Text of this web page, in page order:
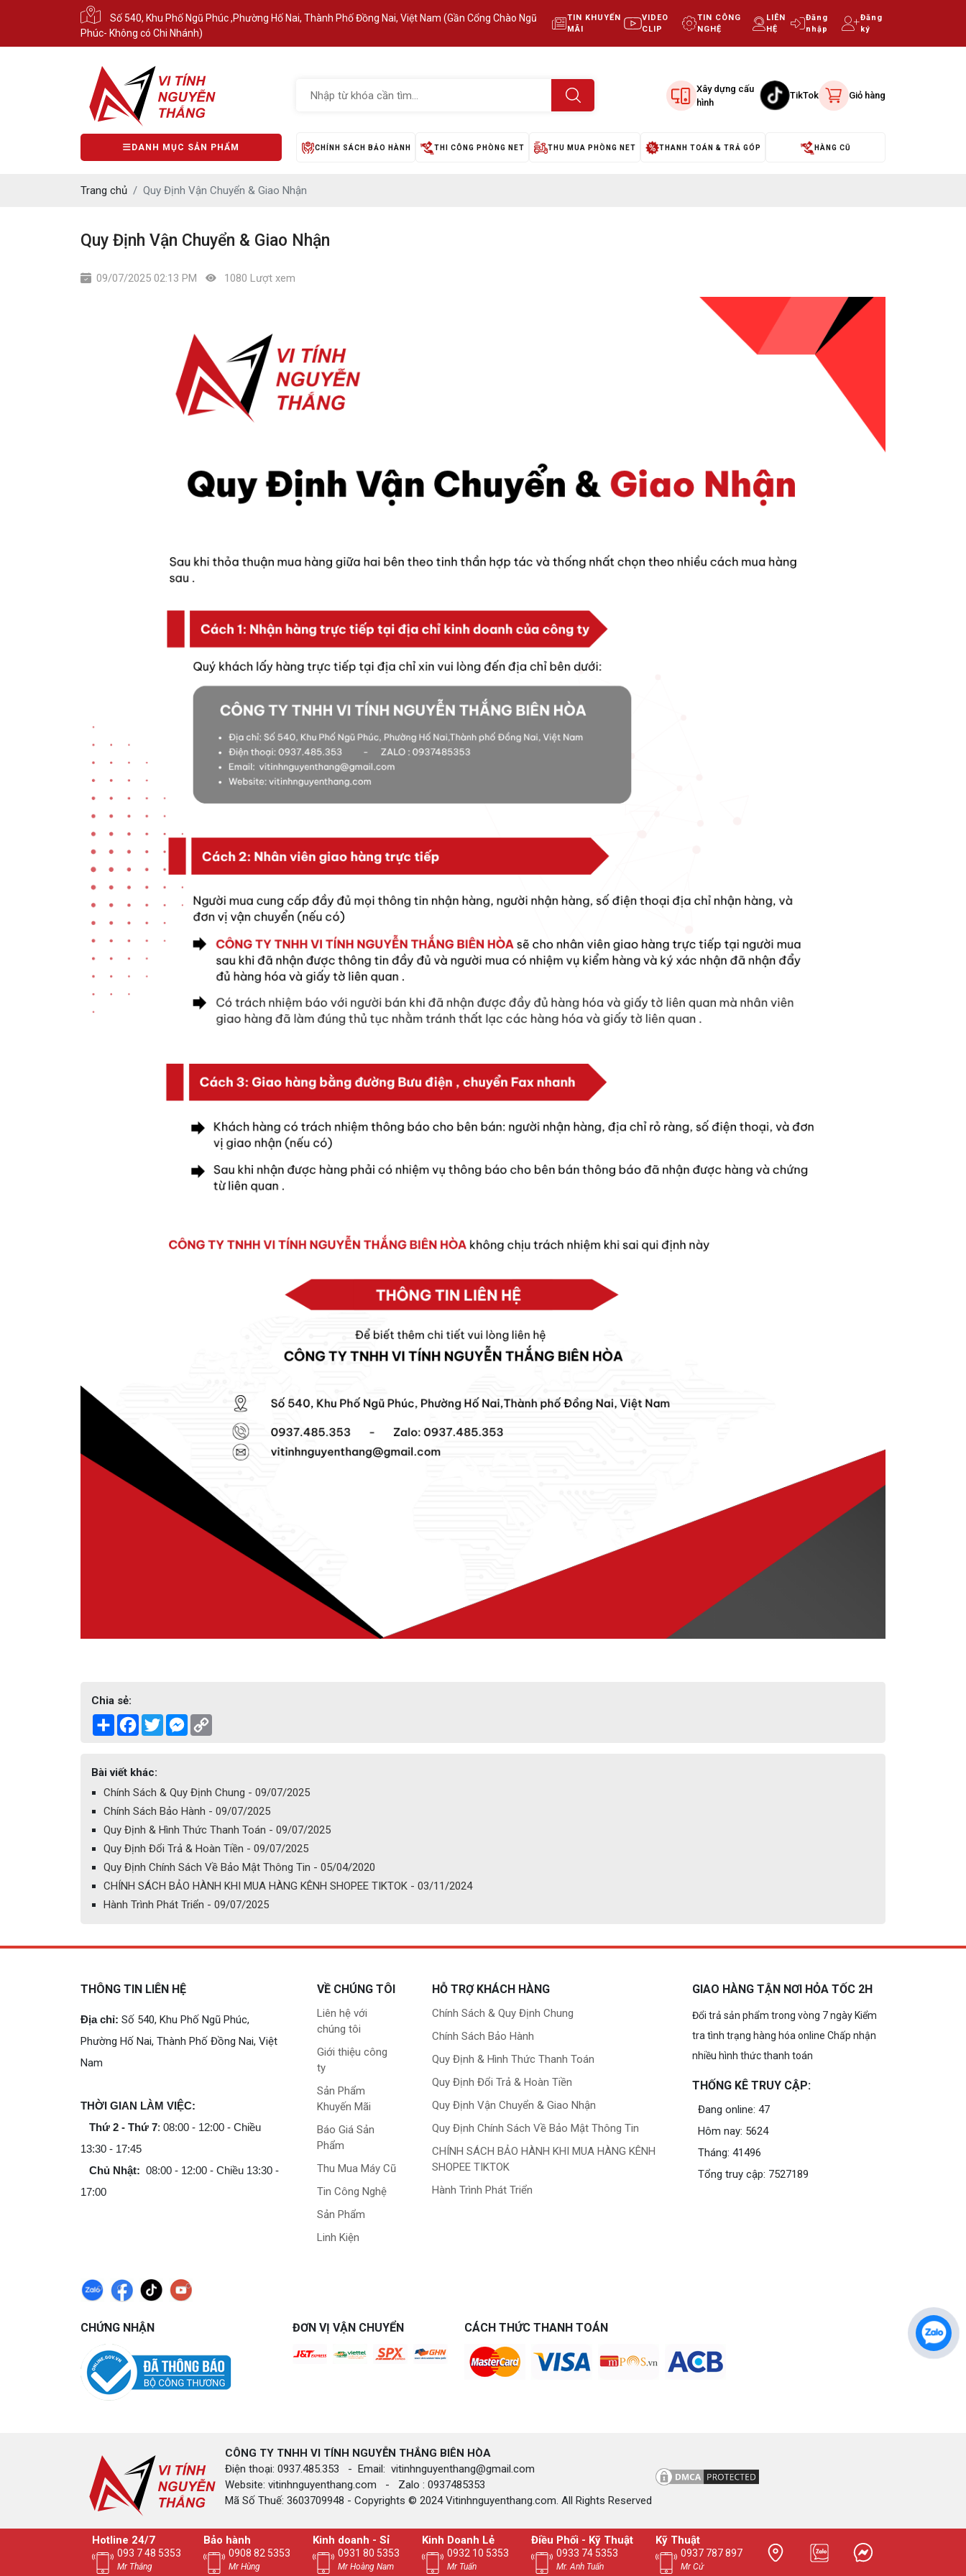
Số 540, Khu Phố Ngũ Phúc ,Phường Hố Nai, Thành Phố Đồng Nai, Việt Nam (Gần Cổng Chào Ngũ
Phúc- Không có Chi Nhánh)
TIN KHUYẾN
MÃI
VIDEO
CLIP
TIN CÔNG
NGHỆ
LIÊN
HỆ
Đăng
nhập
Đăng
ký
Xây dựng cấu
hình
TikTok Giỏ hàng
DANH MỤC SẢN PHẨM CHÍNH SÁCH BẢO HÀNH THI CÔNG PHÒNG NET THU MUA PHÒNG NET THANH TOÁN & TRẢ GÓP HÀNG CŨ
Trang chủ Quy Định Vận Chuyển & Giao Nhận
Quy Định Vận Chuyển & Giao Nhận
09/07/2025 02:13 PM 1080 Lượt xem
Chia sẻ:
Share Facebook
TwitterMessenger
Bài viết khác:
Chính Sách & Quy Định Chung - 09/07/2025
Chính Sách Bảo Hành - 09/07/2025
Quy Định & Hình Thức Thanh Toán - 09/07/2025
Quy Định Đổi Trả & Hoàn Tiền - 09/07/2025
Quy Định Chính Sách Về Bảo Mật Thông Tin - 05/04/2020
CHÍNH SÁCH BẢO HÀNH KHI MUA HÀNG KÊNH SHOPEE TIKTOK - 03/11/2024
Hành Trình Phát Triển - 09/07/2025
THÔNG TIN LIÊN HỆ
Địa chỉ: Số 540, Khu Phố Ngũ Phúc,
Phường Hố Nai, Thành Phố Đồng Nai, Việt
Nam
THỜI GIAN LÀM VIỆC:
Thứ 2 - Thứ 7: 08:00 - 12:00 - Chiều
13:30 - 17:45
Chủ Nhật: 08:00 - 12:00 - Chiều 13:30 -
17:00
VỀ CHÚNG TÔI
Liên hệ với
chúng tôi
Giới thiệu công
ty
Sản Phẩm
Khuyến Mãi
Báo Giá Sản
Phẩm
Thu Mua Máy Cũ
Tin Công Nghệ
Sản Phẩm
Linh Kiện
HỖ TRỢ KHÁCH HÀNG
Chính Sách & Quy Định Chung
Chính Sách Bảo Hành
Quy Định & Hình Thức Thanh Toán
Quy Định Đổi Trả & Hoàn Tiền
Quy Định Vận Chuyển & Giao Nhận
Quy Định Chính Sách Về Bảo Mật Thông Tin
CHÍNH SÁCH BẢO HÀNH KHI MUA HÀNG KÊNH
SHOPEE TIKTOK
Hành Trình Phát Triển
GIAO HÀNG TẬN NƠI HỎA TỐC 2H
Đổi trả sản phẩm trong vòng 7 ngày Kiểm
tra tình trạng hàng hóa online Chấp nhận
nhiều hình thức thanh toán
THỐNG KÊ TRUY CẬP:
Đang online: 47
Hôm nay: 5624
Tháng: 41496
Tổng truy cập: 7527189
CHỨNG NHẬN ĐƠN VỊ VẬN CHUYỂN CÁCH THỨC THANH TOÁN
CÔNG TY TNHH VI TÍNH NGUYỄN THẮNG BIÊN HÒA​
Điện thoại: 0937.485.353 - Email: vitinhnguyenthang@gmail.com
Website: vitinhnguyenthang.com - Zalo : 0937485353
Mã Số Thuế: 3603709948 - Copyrights © 2024 Vitinhnguyenthang.com. All Rights Reserved
Hotline 24/7
093 7 48 5353
Mr Thắng
Bảo hành
0908 82 5353
Mr Hùng
Kinh doanh - Sỉ
0931 80 5353
Mr Hoàng Nam
Kinh Doanh Lẻ
0932 10 5353
Mr Tuấn
Điều Phối - Kỹ Thuật
0933 74 5353
Mr. Anh Tuấn
Kỹ Thuật
0937 787 897
Mr Cử